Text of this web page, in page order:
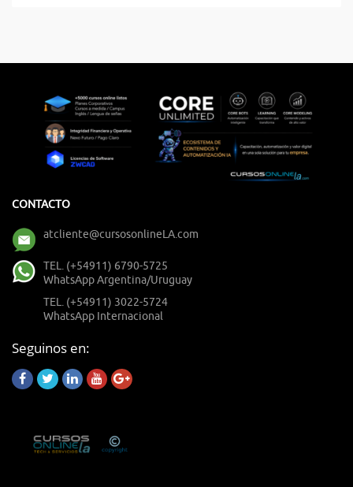
CONTACTO
atcliente@cursosonlineLA.com
TEL. (+54911) 6790-5725
WhatsApp Argentina/Uruguay
TEL. (+54911) 3022-5724
WhatsApp Internacional
Seguinos en: